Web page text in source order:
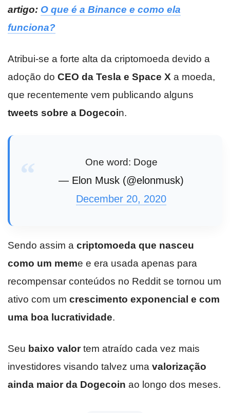
artigo: O que é a Binance e como ela
funciona?
Atribui-se a forte alta da criptomoeda devido a
adoção do CEO da Tesla e Space X a moeda,
que recentemente vem publicando alguns
tweets sobre a Dogecoin.
One word: Doge
— Elon Musk (@elonmusk)
December 20, 2020
Sendo assim a criptomoeda que nasceu
como um meme e era usada apenas para
recompensar conteúdos no Reddit se tornou um
ativo com um crescimento exponencial e com
uma boa lucratividade.
Seu baixo valortem atraído cada vez mais
investidores visando talvez uma valorização
ainda maior da Dogecoin ao longo dos meses.